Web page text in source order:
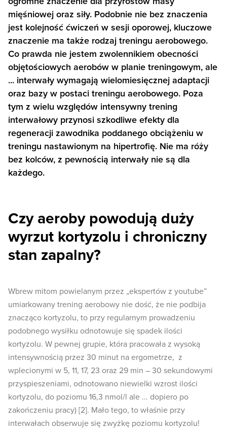
mięśniowej oraz siły. Podobnie nie bez znaczenia
jest kolejność ćwiczeń w sesji oporowej, kluczowe
znaczenie ma także rodzaj treningu aerobowego.
Co prawda nie jestem zwolennikiem obecności
objętościowych aerobów w planie treningowym, ale
... interwały wymagają wielomiesięcznej adaptacji
oraz bazy w postaci treningu aerobowego. Poza
tym z wielu względów intensywny trening
interwałowy przynosi szkodliwe efekty dla
regeneracji zawodnika poddanego obciążeniu w
treningu nastawionym na hipertrofię. Nie ma róży
bez kolców, z pewnością interwały nie są dla
każdego.
Czy aeroby powodują duży
wyrzut kortyzolu i chroniczny
stan zapalny?
Wbrew mitom powielanym przez „ekspertów z youtube”
umiarkowany trening aerobowy nie dość, że nie podbija
znacząco kortyzolu, to przy regularnym prowadzeniu
podobnego wysiłku odnotowuje się spadek ilości
kortyzolu. W pewnej grupie, która pracowała z wysoką
intensywnością przez 30 minut na ergometrze, z
wplecionymi w 5, 11, 17, 23 oraz 29 min – 30 sekundowymi
przyspieszeniami, odnotowano niewielki wzrost ilości
kortyzolu, do poziomu 16,3 nmol/l ale ... dopiero po
zakończeniu pracy) [2]. Mało tego, to właśnie przy
interwałach obserwuje się zwyżkę poziomu kortyzolu!